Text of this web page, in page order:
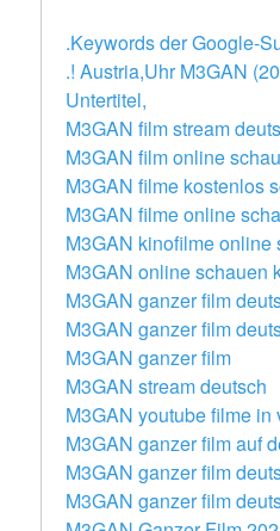
.Keywords der Google-
.! Austria,Uhr M3GAN
Untertitel,
M3GAN film stream
M3GAN film online
M3GAN filme kostenlos
M3GAN filme online
M3GAN kinofilme online
M3GAN online schauen
M3GAN ganzer film
M3GAN ganzer film
M3GAN ganzer film
M3GAN stream deutsch
M3GAN youtube filme
M3GAN ganzer film auf
M3GAN ganzer film
M3GAN ganzer film